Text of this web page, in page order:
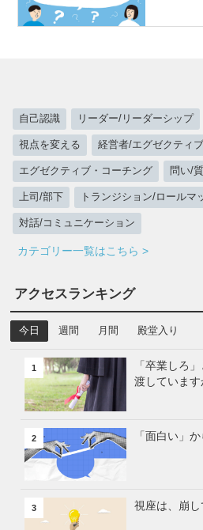
自己認識 リーダー/リーダーシップ
視点を変える 経営者/エグゼクティ
エグゼクティブ・コーチング 問い/
上司/部下 トランジション/ロールマ
対話/コミュニケーション
カテゴリー一覧はこちら >
アクセスランキング
今日 週間 月間 殿堂入り
1
「卒業しろ
渡しています
2 「面白い」
3 視座は、崩